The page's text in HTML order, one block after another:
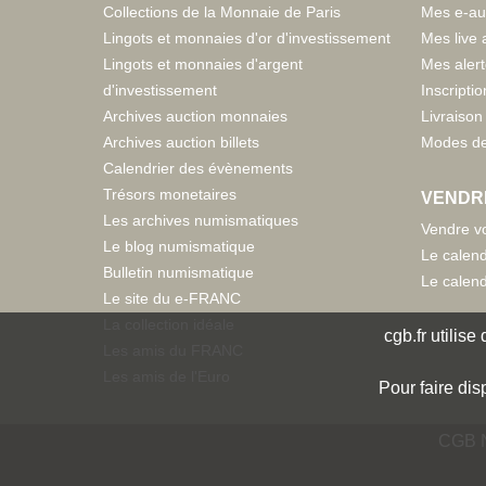
Collections de la Monnaie de Paris
Lingots et monnaies d'or d'investissement
Lingots et monnaies d'argent
d'investissement
Archives auction monnaies
Archives auction billets
Calendrier des évènements
Trésors monetaires
Les archives numismatiques
Le blog numismatique
Bulletin numismatique
Le site du e-FRANC
Mes e-
Mes live
Mes
Modes
Vendre
Le
Le
cgb.fr utilise
Pour faire